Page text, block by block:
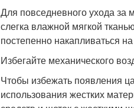
Для повседневного ухода за
слегка влажной мягкой
постепенно накапливаться
Избегайте механического
Чтобы избежать появления
использования жестких